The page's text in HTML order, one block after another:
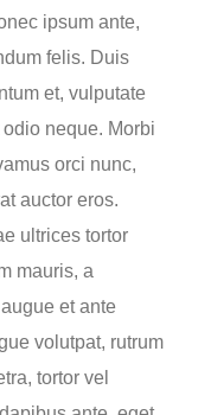
ipsum ante,
felis. Duis
et, vulputate
neque. Morbi
orci nunc,
auctor eros.
ultrices tortor
mauris, a
et ante
volutpat, rutrum
tortor vel